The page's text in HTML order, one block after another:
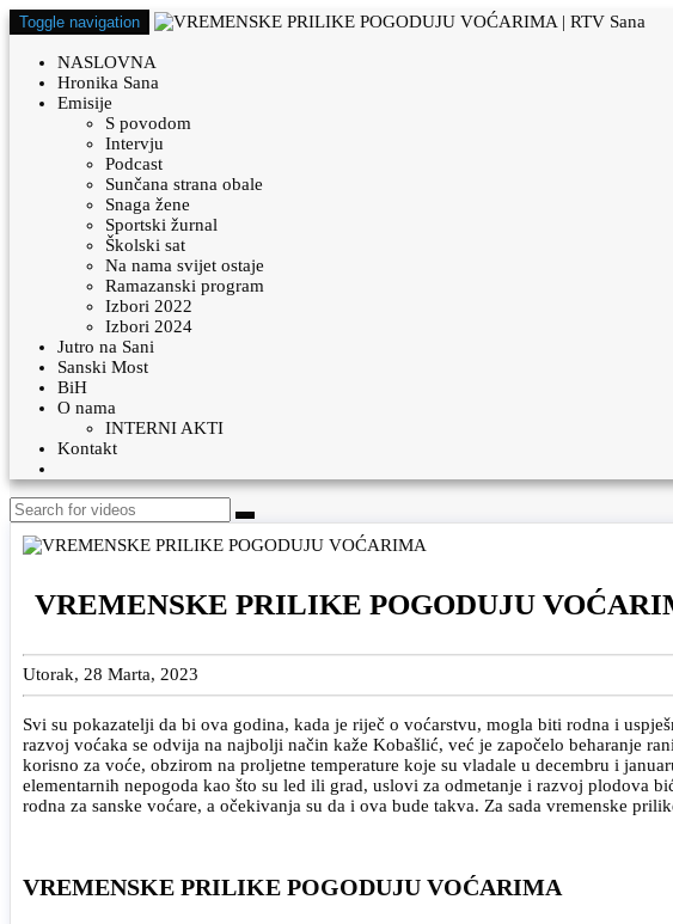
Toggle navigation
NASLOVNA
Hronika Sana
Emisije
S povodom
Intervju
Podcast
Sunčana strana obale
Snaga žene
Sportski žurnal
Školski sat
Na nama svijet ostaje
Ramazanski program
Izbori 2022
Izbori 2024
Jutro na Sani
Sanski Most
BiH
O nama
INTERNI AKTI
Kontakt
VREMENSKE PRILIKE POGODUJU
Utorak, 28 Marta, 2023
Svi su pokazatelji da bi ova godina, kada je riječ o voćarstvu, mogla biti rodna i
razvoj voćaka se odvija na najbolji način kaže Kobašlić, već je započelo beharanje
korisno za voće, obzirom na proljetne temperature koje su vladale u decembru i
elementarnih nepogoda kao što su led ili grad, uslovi za odmetanje i razvoj plodova
rodna za sanske voćare, a očekivanja su da i ova bude takva. Za sada vremenske
VREMENSKE PRILIKE POGODUJU VOĆARIMA